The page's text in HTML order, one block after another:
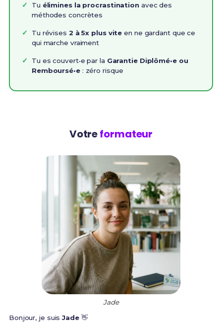
Tu élimines la procrastinationavec des
méthodes concrètes
Tu révises 2 à 5x plus vite en ne gardant que ce
qui marche vraiment
Tu es couvert•e par la Garantie Diplômé•e ou
Remboursé•e: zéro risque
Votreformateur
Jade
Bonjour, je suisJade👋